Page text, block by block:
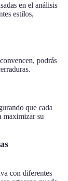
en el análisis
estilos,
podrás
que cada
maximizar su
con diferentes